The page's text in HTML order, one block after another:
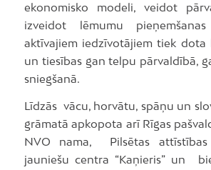
ekonomisko modeli, veidot
izveidot lēmumu
aktīvajiem iedzīvotājiem tiek dota
un tiesības gan telpu pārvaldībā,
sniegšanā.
Līdzās vācu, horvātu, spāņu un
grāmatā apkopota arī Rīgas
NVO nama, Pilsētas attīstības
jauniešu centra “Kaņieris” un